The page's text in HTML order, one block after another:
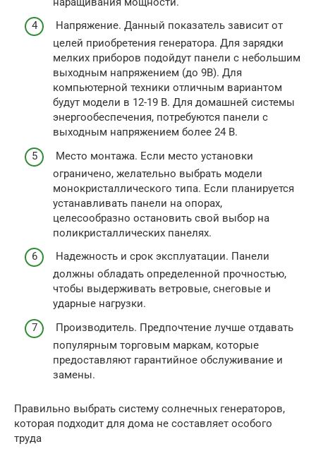
Напряжение. Данный показатель зависит от
целей приобретения генератора. Для зарядки
мелких приборов подойдут панели с небольшим
выходным напряжением (до 9В). Для
компьютерной техники отличным вариантом
будут модели в 12-19 В. Для домашней системы
энергообеспечения, потребуются панели с
выходным напряжением более 24 В.
Место монтажа. Если место установки
ограничено, желательно выбрать модели
монокристаллического типа. Если планируется
устанавливать панели на опорах,
целесообразно остановить свой выбор на
поликристаллических панелях.
Надежность и срок эксплуатации. Панели
должны обладать определенной прочностью,
чтобы выдерживать ветровые, снеговые и
ударные нагрузки.
Производитель. Предпочтение лучше отдавать
популярным торговым маркам, которые
предоставляют гарантийное обслуживание и
замены.
Правильно выбрать систему солнечных генераторов,
которая подходит для дома не составляет особого
труда